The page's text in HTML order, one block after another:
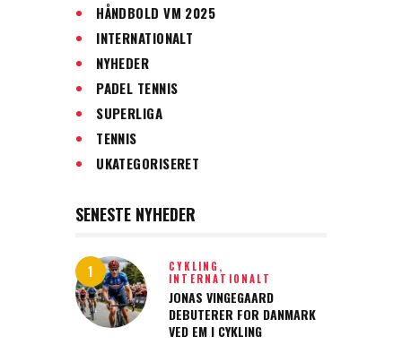
HÅNDBOLD VM 2025
INTERNATIONALT
NYHEDER
PADEL TENNIS
SUPERLIGA
TENNIS
UKATEGORISERET
SENESTE NYHEDER
CYKLING,
INTERNATIONALT
JONAS VINGEGAARD
DEBUTERER FOR DANMARK
VED EM I CYKLING